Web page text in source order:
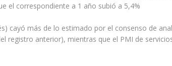
el correspondiente a 1 año subió a 5,4%
cayó más de lo estimado por el consenso de
anterior), mientras que el PMI de